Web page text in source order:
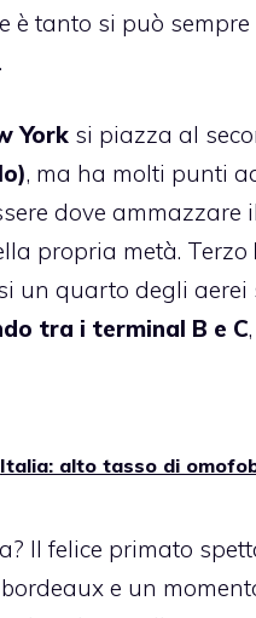
è tanto si può
.
York si piazza al
, ma ha molti punti
dove
propria metà. Terzo
un quarto degli
tra i terminal B e C
Italia: alto tasso di
Il felice primato
e un